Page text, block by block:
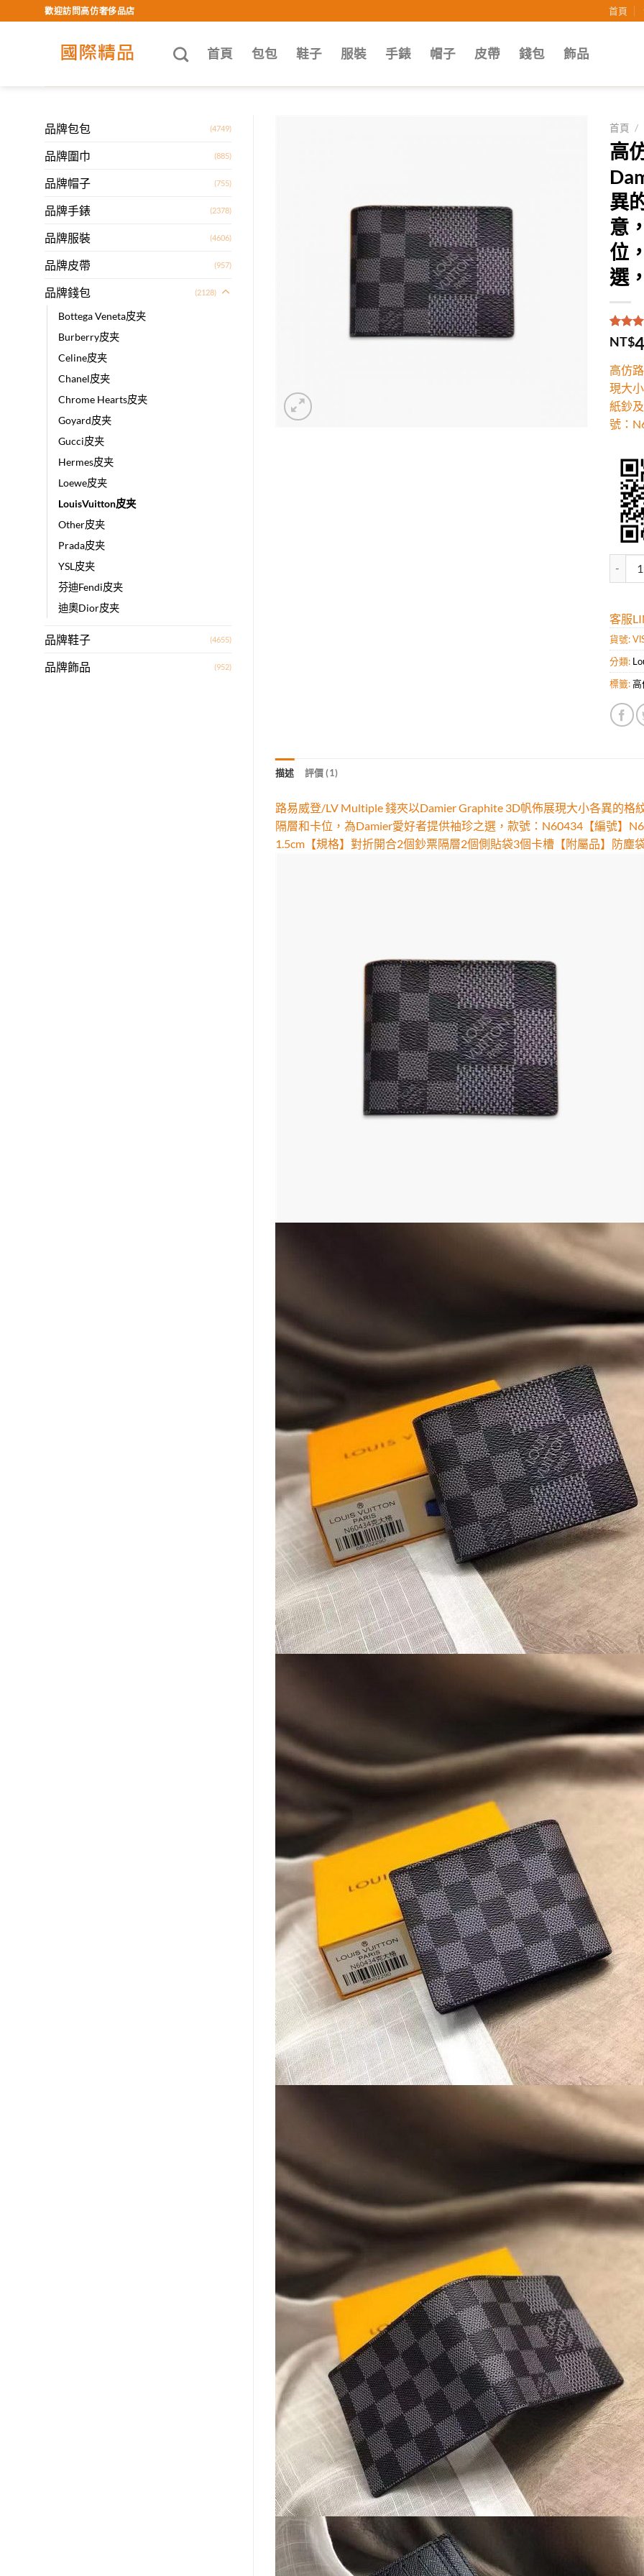
to
歡迎訪問高仿奢侈品店 首頁
首頁 包包 鞋子 服裝 手錶 帽子 皮帶 錢包 飾品
品牌包包 (4749)
品牌圍巾 (885)
品牌帽子 (755)
品牌手錶 (2378)
品牌服裝 (4606)
品牌皮帶 (957)
品牌錢包 (2128)
Bottega Veneta皮夹
Burberry皮夹
Celine皮夹
Chanel皮夹
Chrome Hearts皮夹
Goyard皮夹
Gucci皮夹
Hermes皮夹
Loewe皮夹
LouisVuitton皮夹
Other皮夹
Prada皮夹
YSL皮夹
芬迪Fendi皮夹
迪奧Dior皮夹
品牌鞋子 (4655)
品牌飾品 (952)
首頁 /
高
異
意
位
選
評分
5，
1
分
NT$
高仿
現大
紙鈔
號：
客服
貨號:
分類:
標籤:高
描述 評價 (1)
路易威登/LV Multiple 錢夾以Damier Graphite 3D帆佈展現大小各異的
隔層和卡位，為Damier愛好者提供袖珍之選，款號：N60434【編號】
1.5cm【規格】對折開合2個鈔票隔層2個側貼袋3個卡槽【附屬品】防塵